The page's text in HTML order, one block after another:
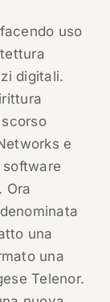
uso
digitali.
e
Ora
una
una
Telenor.